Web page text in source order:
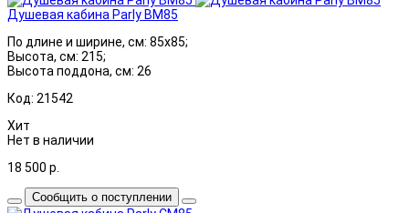
Душевая кабина Parly BM85
По длине и ширине, см: 85x85;
Высота, см: 215;
Высота поддона, см: 26
Код: 21542
Хит
Нет в наличии
18 500 р.
Сообщить о поступлении